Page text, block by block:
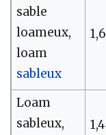
sable
loameux,
loam
sableux
1,6
Loam
sableux,
1,4